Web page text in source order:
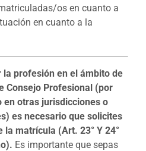
os en cuanto a
en cuanto a la
la profesión en el ámbito de
Consejo Profesional (por
en otras jurisdicciones o
es necesario que solicites
la matrícula (Art. 23° Y 24°
Es importante que sepas